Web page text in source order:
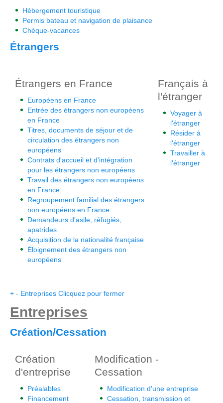
Hébergement touristique
Permis bateau et navigation de plaisance
Chèque-vacances
Étrangers
Étrangers en France
Européens en France
Entrée des étrangers non européens
en France
Titres, documents de séjour et de
circulation des étrangers non
européens
Contrats d'accueil et d'intégration
pour les étrangers non européens
Travail des étrangers non européens
en France
Regroupement familial des étrangers
non européens en France
Demandeurs d'asile, réfugiés,
apatrides
Acquisition de la nationalité française
Éloignement des étrangers non
européens
Français à
l'étranger
Voyager à
l'étranger
Résider à
l'étranger
Travailler à
l'étranger
+ - Entreprises Clicquez pour fermer
Entreprises
Création/Cessation
Création
d'entreprise
Préalables
Financement
Modification -
Cessation
Modification d'une entreprise
Cessation, transmission et